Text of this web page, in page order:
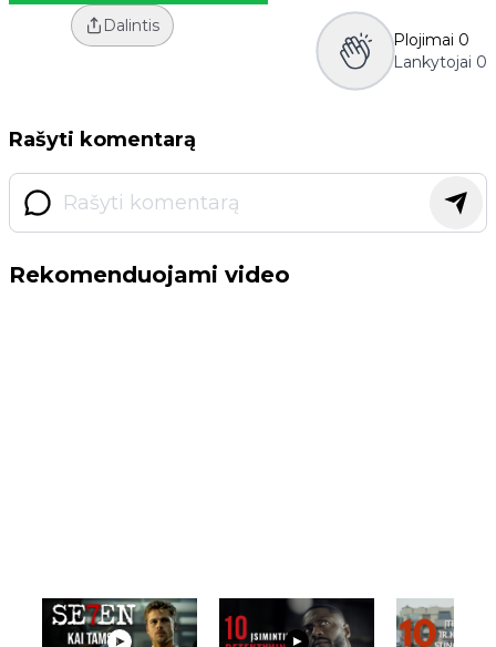
Dalintis
Plojimai 0
Lankytojai 0
Rašyti komentarą
Rekomenduojami video